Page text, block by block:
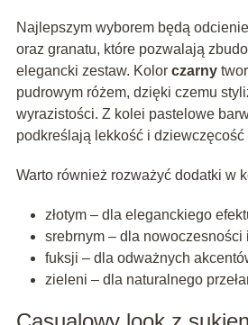
Najlepszym wyborem będą
oraz granatu, które pozwalają
elegancki zestaw. Kolor czarny
pudrowym różem, dzięki czemu
wyrazistości. Z kolei pastelowe
podkreślają lekkość i dziewczęcość
Warto również rozważyć dodatki w
złotym – dla eleganckiego
srebrnym – dla nowoczesności
fuksji – dla odważnych
zieleni – dla naturalnego